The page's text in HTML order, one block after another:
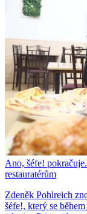
Ano, šéfe!
restauratérům
Zdeněk Pohlreich
šéfe!, který se